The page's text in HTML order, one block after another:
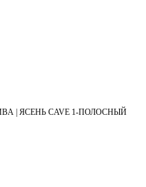
| ЯСЕНЬ CAVE 1-ПОЛОСНЫЙ